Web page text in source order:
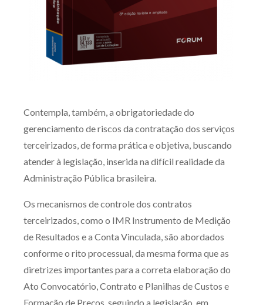
Contempla, também, a obrigatoriedade do
gerenciamento de riscos da contratação dos serviços
terceirizados, de forma prática e objetiva, buscando
atender à legislação, inserida na difícil realidade da
Administração Pública brasileira.
Os mecanismos de controle dos contratos
terceirizados, como o IMR Instrumento de Medição
de Resultados e a Conta Vinculada, são abordados
conforme o rito processual, da mesma forma que as
diretrizes importantes para a correta elaboração do
Ato Convocatório, Contrato e Planilhas de Custos e
Formação de Preços, seguindo a legislação, em